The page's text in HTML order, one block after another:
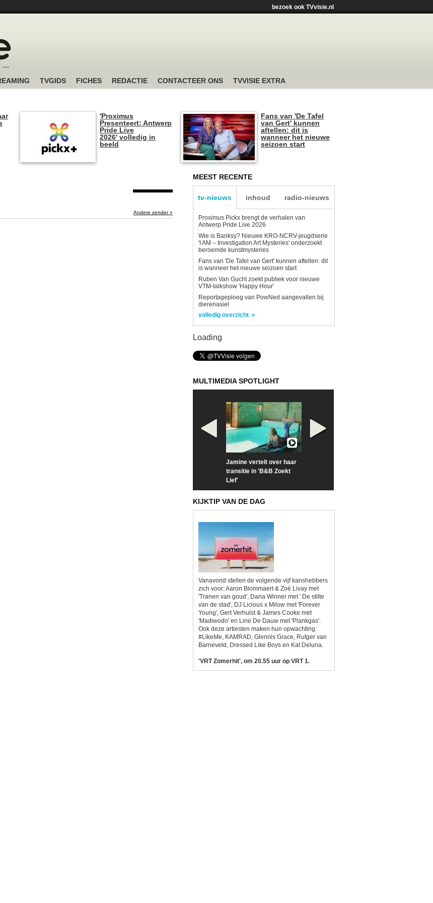
bezoek ook TVvisie.nl
TVGIDS FICHES REDACTIE CONTACTEER ONS TVVISIE EXTRA
'Proximus
Presenteert: Antwerp
Pride Live
2026' volledig in
beeld
Fans van 'De Tafel
van Gert' kunnen
aftellen: dit is
wanneer het nieuwe
seizoen start
Andere zender »
MEEST RECENTE
tv-nieuws inhoud radio-nieuws
Proximus Pickx brengt de verhalen van
Antwerp Pride Live 2026
Wie is Banksy? Nieuwe KRO-NCRV-jeugdserie
'I AM – Investigation Art Mysteries' onderzoekt
beroemde kunstmysteries
Fans van 'De Tafel van Gert' kunnen aftellen: dit
is wanneer het nieuwe seizoen start
Ruben Van Gucht zoekt publiek voor nieuwe
VTM-talkshow 'Happy Hour'
Reportageploeg van PowNed aangevallen bij
dierenasiel
volledig overzicht
Loading
MULTIMEDIA SPOTLIGHT
Jamine vertelt over haar
transitie in 'B&B Zoekt
Lief'
KIJKTIP VAN DE DAG
Vanavond stellen de volgende vijf kanshebbers
zich voor: Aaron Blommaert & Zoë Livay met
'Tranen van goud', Dana Winner met ' De stilte
van de stad', DJ Licious x Milow met 'Forever
Young', Gert Verhulst & James Cooke met
'Madiwodo' en Line De Dauw met 'Plankgas'.
Ook deze artiesten maken hun opwachting:
#LikeMe, KAMRAD, Glennis Grace, Rutger van
Barneveld, Dressed Like Boys en Kat Deluna.
'VRT Zomerhit', om 20.55 uur op VRT 1.